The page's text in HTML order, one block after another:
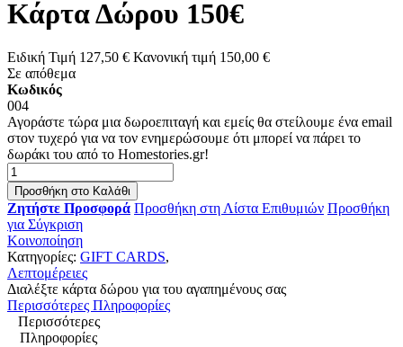
Κάρτα Δώρου 150€
Ειδική Τιμή 127,50 € Κανονική τιμή 150,00 €
Σε απόθεμα
Κωδικός
004
Αγοράστε τώρα μια δωροεπιταγή και εμείς θα στείλουμε ένα email
στον τυχερό για να τον ενημερώσουμε ότι μπορεί να πάρει το
δωράκι του από το Homestories.gr!
Προσθήκη στο Καλάθι
Ζητήστε Προσφορά Προσθήκη στη Λίστα Επιθυμιών Προσθήκη
για Σύγκριση
Κοινοποίηση
Κατηγορίες: GIFT CARDS,
Λεπτομέρειες
Διαλέξτε κάρτα δώρου για του αγαπημένους σας
Περισσότερες Πληροφορίες
Περισσότερες
Πληροφορίες